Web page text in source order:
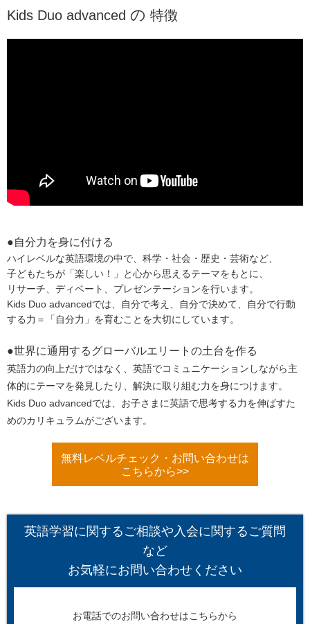
Kids Duo advanced の 特徴
●自分力を身に付ける
ハイレベルな英語環境の中で、科学・社会・歴史・芸術など、
子どもたちが「楽しい！」と心から思えるテーマをもとに、
リサーチ、ディベート、プレゼンテーションを行います。
Kids Duo advancedでは、自分で考え、自分で決めて、自分で行動
する力＝「自分力」を育むことを大切にしています。
●世界に通用するグローバルエリートの土台を作る
英語力の向上だけではなく、 英語でコミュニケーションしながら主
体的にテーマを発見したり、 解決に取り組む力を身につけます。
Kids Duo advancedでは、お子さまに英語で思考する力を伸ばすた
めのカリキュラムがございます。
無料レベルチェック・お問い合わせは
こちらから>>
英語学習に関するご相談や入会に関するご質問
など
お気軽にお問い合わせください
お電話でのお問い合わせはこちらから